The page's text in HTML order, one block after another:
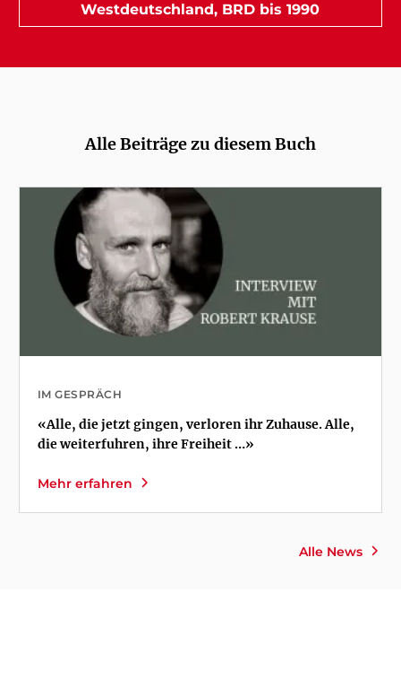
Westdeutschland, BRD bis 1990
Alle Beiträge zu diesem Buch
Alle News
IM GESPRÄCH
«Alle, die jetzt gingen, verloren ihr Zuhause. Alle,
die weiterfuhren, ihre Freiheit …»
Mehr erfahren